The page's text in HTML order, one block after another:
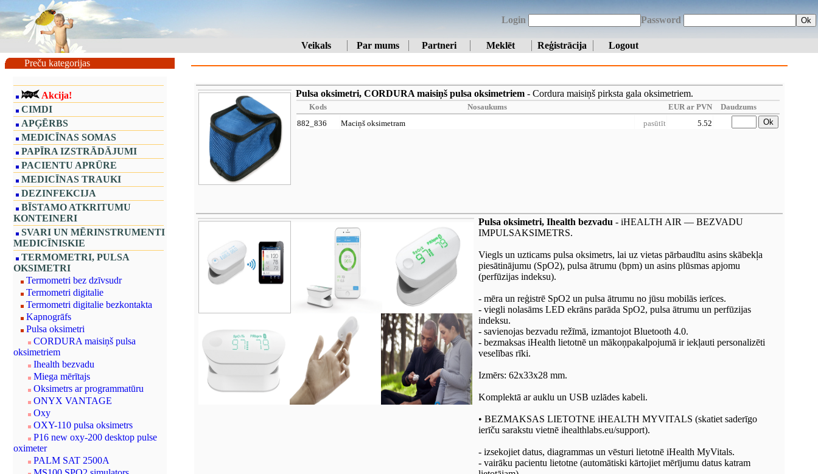
Login Password Ok
Veikals Par mums Partneri Meklēt Reģistrācija
Logout
Preču kategorijas
Akcija!
CIMDI
APĢĒRBS
MEDICĪNAS SOMAS
PAPĪRA IZSTRĀDĀJUMI
PACIENTU APRŪRE
MEDICĪNAS TRAUKI
DEZINFEKCIJA
BĪSTAMO ATKRITUMU
KONTEINERI
SVARI UN MĒRINSTRUMENTI
MEDICĪNISKIE
TERMOMETRI, PULSA
OKSIMETRI
Termometri bez dzīvsudr
Termometri digitalie
Termometri digitalie bezkontakta
Kapnogrāfs
Pulsa oksimetri
CORDURA maisiņš pulsa
oksimetriem
Ihealth bezvadu
Miega mērītajs
Oksimetrs ar programmatūru
ONYX VANTAGE
Oxy
OXY-110 pulsa oksimetrs
P16 new oxy-200 desktop pulse
oximeter
PALM SAT 2500A
Pulsa oksimetri, CORDURA maisiņš pulsa oksimetriem - Cordura maisiņš pirksta gala oksimetriem.
Kods Nosaukums EUR ar PVN
Daudzums
882_836
Maciņš oksimetram pasūtīt 5.52 Ok
Pulsa oksimetri, Ihealth bezvadu - iHEALTH AIR — BEZVADU
IMPULSAKSIMETRS.
Viegls un uzticams pulsa oksimetrs, lai uz vietas pārbaudītu asins skābekļa
piesātinājumu (SpO2), pulsa ātrumu (bpm) un asins plūsmas apjomu
(perfūzijas indeksu).
- mēra un reģistrē SpO2 un pulsa ātrumu no jūsu mobilās ierīces.
- viegli nolasāms LED ekrāns parāda SpO2, pulsa ātrumu un perfūzijas
indeksu.
- savienojas bezvadu režīmā, izmantojot Bluetooth 4.0.
- bezmaksas iHealth lietotnē un mākoņpakalpojumā ir iekļauti personalizēti
veselības rīki.
Izmērs: 62x33x28 mm.
Komplektā ar auklu un USB uzlādes kabeli.
• BEZMAKSAS LIETOTNE iHEALTH MYVITALS (skatiet saderīgo
ierīču sarakstu vietnē ihealthlabs.eu/support).
- izsekojiet datus, diagrammas un vēsturi lietotnē iHealth MyVitals.
- vairāku pacientu lietotne (automātiski kārtojiet mērījumu datus katram